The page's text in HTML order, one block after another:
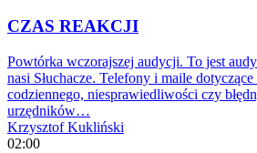
CZAS REAKCJI
Powtórka wczorajszej audycji. To jest
nasi Słuchacze. Telefony i maile
codziennego, niesprawiedliwości czy
urzędników…
Krzysztof Kukliński
02:00